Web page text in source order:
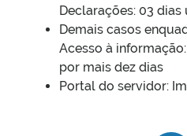
Declarações: 03 dias
Demais casos
Acesso à
por mais dez dias
Portal do servidor: